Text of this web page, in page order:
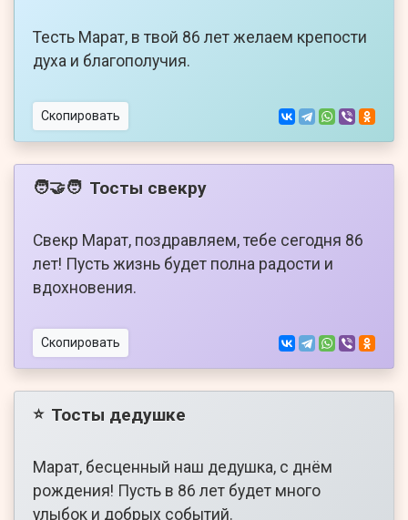
Тесть Марат, в твой 86 лет желаем крепости
духа и благополучия.
Скопировать
🧑‍🤝‍🧑 Тосты свекру
Свекр Марат, поздравляем, тебе сегодня 86
лет! Пусть жизнь будет полна радости и
вдохновения.
Скопировать
⭐ Тосты дедушке
Марат, бесценный наш дедушка, с днём
рождения! Пусть в 86 лет будет много
улыбок и добрых событий.